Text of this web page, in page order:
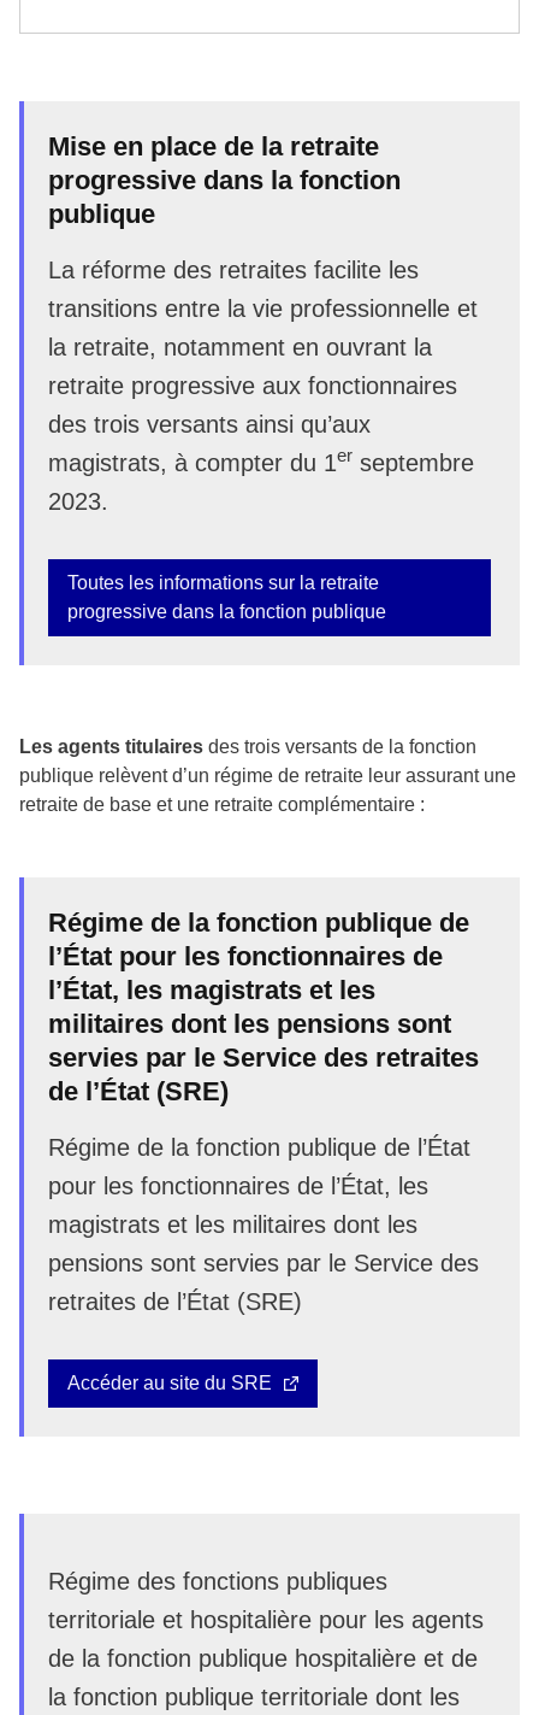
Mise en place de la retraite
progressive dans la fonction
publique
La réforme des retraites facilite les
transitions entre la vie professionnelle et
la retraite, notamment en ouvrant la
retraite progressive aux fonctionnaires
des trois versants ainsi qu’aux
magistrats, à compter du 1er septembre
2023.
Toutes les informations sur la retraite
progressive dans la fonction publique
Les agents titulaires des trois versants de la fonction
publique relèvent d’un régime de retraite leur assurant une
retraite de base et une retraite complémentaire :
Régime de la fonction publique de
l’État pour les fonctionnaires de
l’État, les magistrats et les
militaires dont les pensions sont
servies par le Service des retraites
de l’État (SRE)
Régime de la fonction publique de l’État
pour les fonctionnaires de l’État, les
magistrats et les militaires dont les
pensions sont servies par le Service des
retraites de l’État (SRE)
Accéder au site du SRE
Régime des fonctions publiques
territoriale et hospitalière pour les agents
de la fonction publique hospitalière et de
la fonction publique territoriale dont les